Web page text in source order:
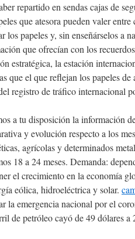
repartido en sendas cajas de
que atesora pueden valer
los papeles y, sin enseñárselos a
que ofrecían con los
estratégica, la estación
que el que reflejan los papeles
registro de tráfico internacional
a tu disposición la información
y evolución respecto a los
agrícolas y determinados
18 a 24 meses. Demanda:
el crecimiento en la economía
eólica, hidroeléctrica y solar.
la emergencia nacional por el
de petróleo cayó de 49 dólares a